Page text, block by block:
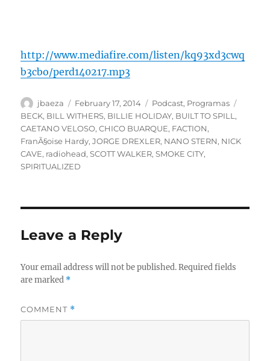
http://www.mediafire.com/listen/kq93xd3cwq
b3cbo/perd140217.mp3
Author
jbaeza
Posted
on
February 17, 2014 Categories
Podcast, Programas
BECK, BILL WITHERS, BILLIE HOLIDAY, BUILT TO SPILL ,
CAETANO VELOSO,CHICO BUARQUE, FACTION,
FranÃ§oise Hardy,JORGE DREXLER, NANO STERN, NICK
CAVE, radiohead,SCOTT WALKER,SMOKE CITY,
SPIRITUALIZED
Leave a Reply
Your email address will not be published. Required fields
are marked *
COMMENT *